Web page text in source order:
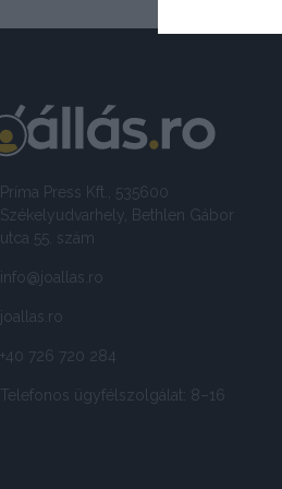
Príma Press Kft., 535600
Székelyudvarhely, Bethlen Gábor
utca 55. szám
info@joallas.ro
joallas.ro
+40 726 720 284
Telefonos ügyfélszolgálat: 8–16